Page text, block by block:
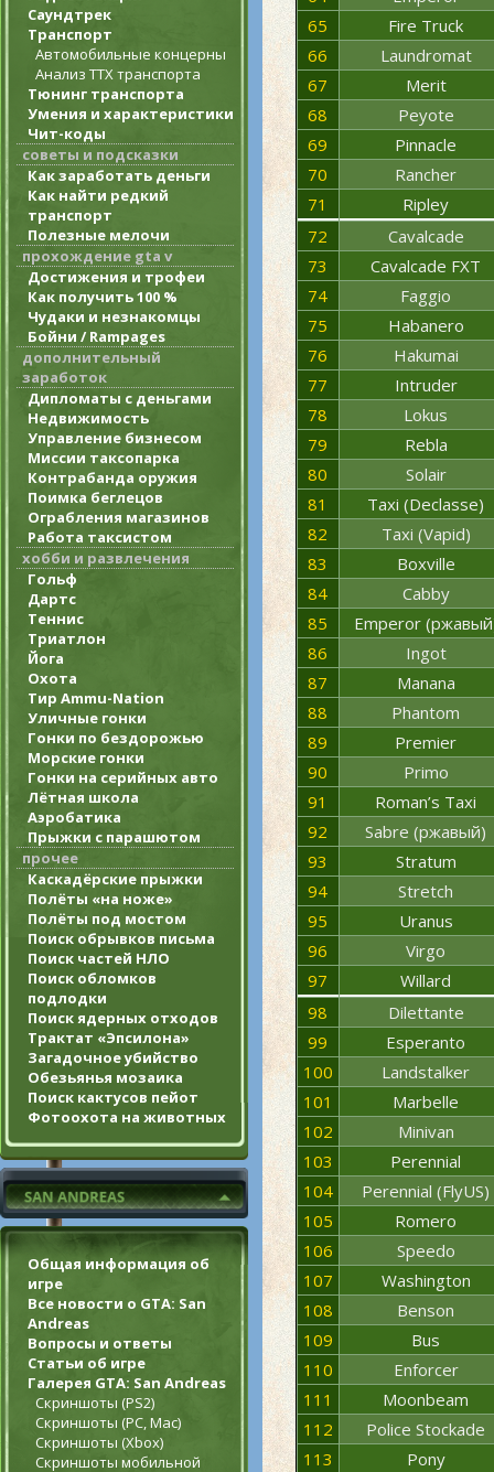
Саундтрек
Транспорт
Автомобильные концерны
Анализ ТТХ транспорта
Тюнинг транспорта
Умения и характеристики
Чит-коды
советы и подсказки
Как заработать деньги
Как найти редкий
транспорт
Полезные мелочи
прохождение gta v
Достижения и трофеи
Как получить 100 %
Чудаки и незнакомцы
Бойни / Rampages
дополнительный
заработок
Дипломаты с деньгами
Недвижимость
Управление бизнесом
Миссии таксопарка
Контрабанда оружия
Поимка беглецов
Ограбления магазинов
Работа таксистом
хобби и развлечения
Гольф
Дартс
Теннис
Триатлон
Йога
Охота
Тир Ammu-Nation
Уличные гонки
Гонки по бездорожью
Морские гонки
Гонки на серийных авто
Лётная школа
Аэробатика
Прыжки с парашютом
прочее
Каскадёрские прыжки
Полёты «на ноже»
Полёты под мостом
Поиск обрывков письма
Поиск частей НЛО
Поиск обломков
подлодки
Поиск ядерных отходов
Трактат «Эпсилона»
Загадочное убийство
Обезьянья мозаика
Поиск кактусов пейот
Фотоохота на животных
Общая информация об
игре
Все новости о GTA: San
Andreas
Вопросы и ответы
Статьи об игре
Галерея GTA: San Andreas
Скриншоты (PS2)
Скриншоты (PC, Mac)
Скриншоты (Xbox)
Скриншоты мобильной
65
Fire Truck
66
Laundromat
67
Merit
68
Peyote
69
Pinnacle
70
Rancher
71
Ripley
72
Cavalcade
73
Cavalcade FXT
74
Faggio
75
Habanero
76
Hakumai
77
Intruder
78
Lokus
79
Rebla
80
Solair
81
Taxi (Declasse)
82
Taxi (Vapid)
83
Boxville
84
Cabby
85
Emperor
86
Ingot
87
Manana
88
Phantom
89
Premier
90
Primo
91
Roman’s Taxi
92
Sabre (ржавый)
93
Stratum
94
Stretch
95
Uranus
96
Virgo
97
Willard
98
Dilettante
99
Esperanto
100
Landstalker
101
Marbelle
102
Minivan
103
Perennial
104
Perennial (FlyUS)
105
Romero
106
Speedo
107
Washington
108
Benson
109
Bus
110
Enforcer
111
Moonbeam
112
Police Stockade
113
Pony